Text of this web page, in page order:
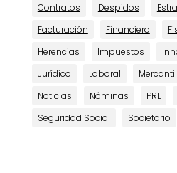
Contratos
Despidos
Facturación
Financiero
Herencias
Impuestos
Jurídico
Laboral Mercantil
Noticias
Nóminas PRL
Seguridad Social
Societario